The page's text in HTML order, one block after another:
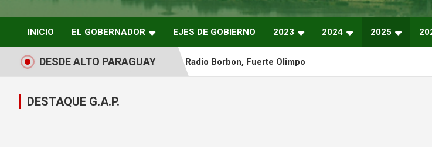
ARTUROMENDEZ.ORG
ARTURO MENDEZ GOBERNADOR 2023
INICIO EL GOBERNADOR EJES DE GOBIERNO 2023 2024 2025
DESDE ALTO PARAGUAY Radio Borbon, Fuerte Olimpo
DESTAQUE G.A.P.